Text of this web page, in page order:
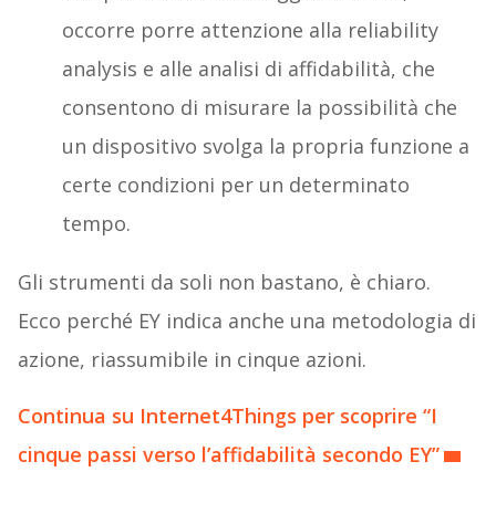
occorre porre attenzione alla reliability
analysis e alle analisi di affidabilità, che
consentono di misurare la possibilità che
un dispositivo svolga la propria funzione a
certe condizioni per un determinato
tempo.
Gli strumenti da soli non bastano, è chiaro.
Ecco perché EY indica anche una metodologia di
azione, riassumibile in cinque azioni.
Continua su Internet4Things per scoprire “I
cinque passi verso l’affidabilità secondo EY”